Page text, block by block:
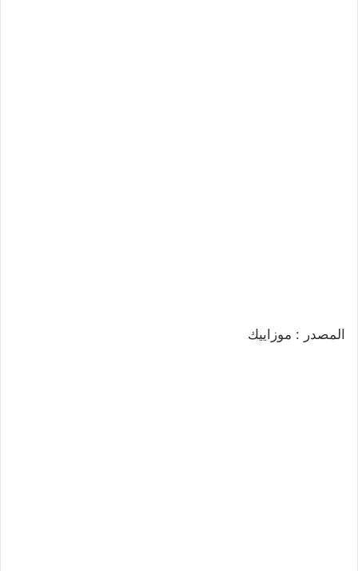
المصدر : موزاييك